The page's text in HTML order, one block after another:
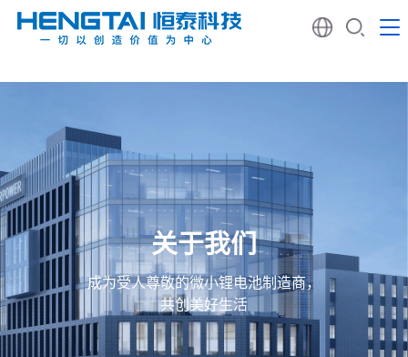
关于我们
成为受人尊敬的微小锂电池制造商，
共创美好生活